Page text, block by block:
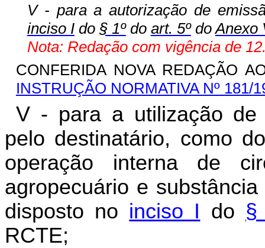
V - para a autorização de
inciso Ido§ 1ºdo art. 5ºdoAnexo
Nota: Redação com vigência de
CONFERIDA NOVA REDAÇÃO
INSTRUÇÃO NORMATIVA Nº 181/
V - para a utilização de
pelo destinatário, como
operação interna de
agropecuário e
disposto no inciso I do §
RCTE;